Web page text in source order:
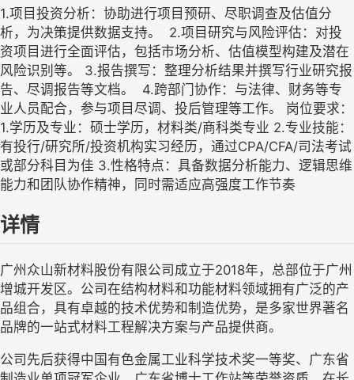
‌1.项目投资分析‌：协助进行项目预研、尽职调查及估值分
析，为决策提供数据支持。 ‌ 2.‌项目研究与风险评估‌：对投
资项目进行全面评估，包括市场分析、估值模型构建及潜在
风险识别等。 3.‌报告撰写‌：整理分析结果并撰写行业研究报
告、尽调报告等文档。 ‌ ‌4.跨部门协作‌：与法律、财务等专
业人员配合，参与项目尽调、投后管理等工作。 岗位要求：
1.学历及专业：硕士学历，材料类/商科类专业 2.专业技能：
有投行/研究所/投资机构实习经历，通过CPA/CFA/司法考试
或部分科目为佳 3.性格特点：具备数据分析能力、逻辑思维
能力和团队协作精神，同时需适应高强度工作节奏
详情
广州众山新材料股份有限公司成立于2018年，总部位于广州
增城开发区。公司在结构材料和功能材料领域拥有广泛的产
品组合，具有卓越的技术优势和制造优势，是多家世界著名
品牌的一站式材料工程解决方案与产品提供商。
公司先后获得中国有色金属工业科学技术奖一等奖、广东省